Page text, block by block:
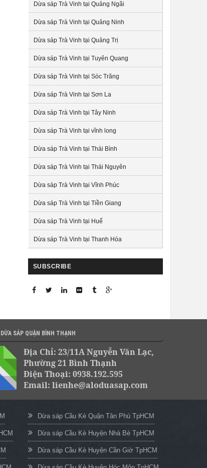
Dừa sáp Trà Vinh tại Quảng Ngãi
Dừa sáp Trà Vinh tại Quảng Ninh
Dừa sáp Trà Vinh tại Quảng Trị
Dừa sáp Trà Vinh tại Tuyên Quang
Dừa sáp Trà Vinh tại Sóc Trăng
Dừa sáp Trà Vinh tại Sơn La
Dừa sáp Trà Vinh tại Tây Ninh
Dừa sáp Trà Vinh tại vĩnh long
Dừa sáp Trà Vinh tại Thái Bình
Dừa sáp Trà Vinh tại Thái Nguyên
Dừa sáp Trà Vinh tại Vĩnh Phúc
Dừa sáp Trà Vinh tại Tiền Giang
Dừa sáp Trà Vinh tại Huế
Dừa sáp Trà Vinh tại Thanh Hóa
SUBSCRIBE
SÁP QUẬN BÌNH THẠNH
Địa Chỉ: 23/11A Nguyễn Văn Lạc,
Phường 21 Bình Thạnh
Điện Thoại: 0938.192.595
Email: lienhe@aloduasap.com
Dừa sáp Cầu Kè Quận Tân Phú TpHCM
Dừa sáp Cầu Kè Huyện Nhà Bè TpHCM
Dừa sáp Cầu Kè Huyện Cần Giờ TpHCM